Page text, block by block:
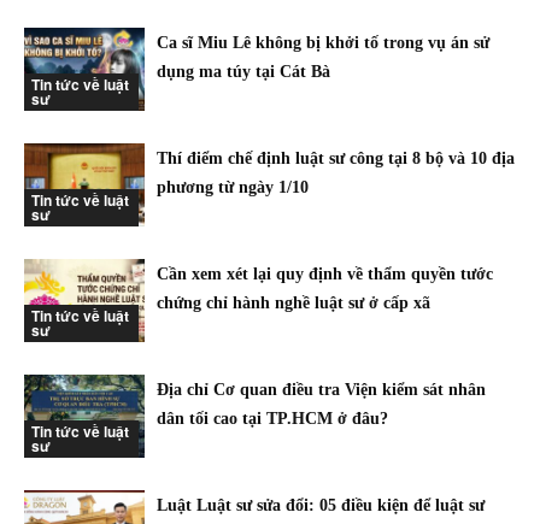
Tin tức về luật
sư
Ca sĩ Miu Lê không bị khởi tố trong vụ án sử
dụng ma túy tại Cát Bà
Tin tức về luật
sư
Thí điểm chế định luật sư công tại 8 bộ và 10 địa
phương từ ngày 1/10
Tin tức về luật
sư
Cần xem xét lại quy định về thẩm quyền tước
chứng chỉ hành nghề luật sư ở cấp xã
Tin tức về luật
sư
Địa chỉ Cơ quan điều tra Viện kiểm sát nhân
dân tối cao tại TP.HCM ở đâu?
Luật Luật sư sửa đổi: 05 điều kiện để luật sư